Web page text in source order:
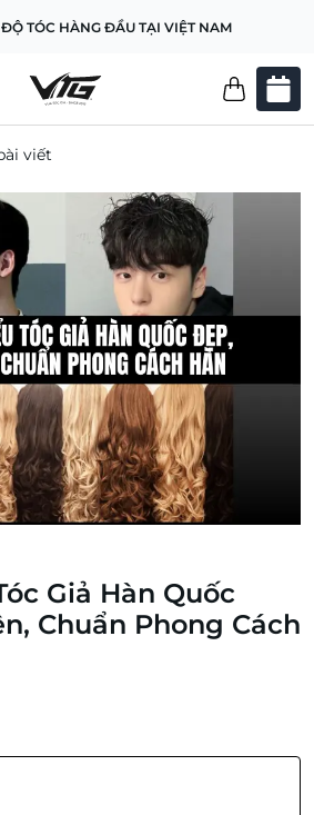
TÓC HÀNG ĐẦU TẠI VIỆT NAM
viết
Giả Hàn Quốc
Chuẩn Phong Cách